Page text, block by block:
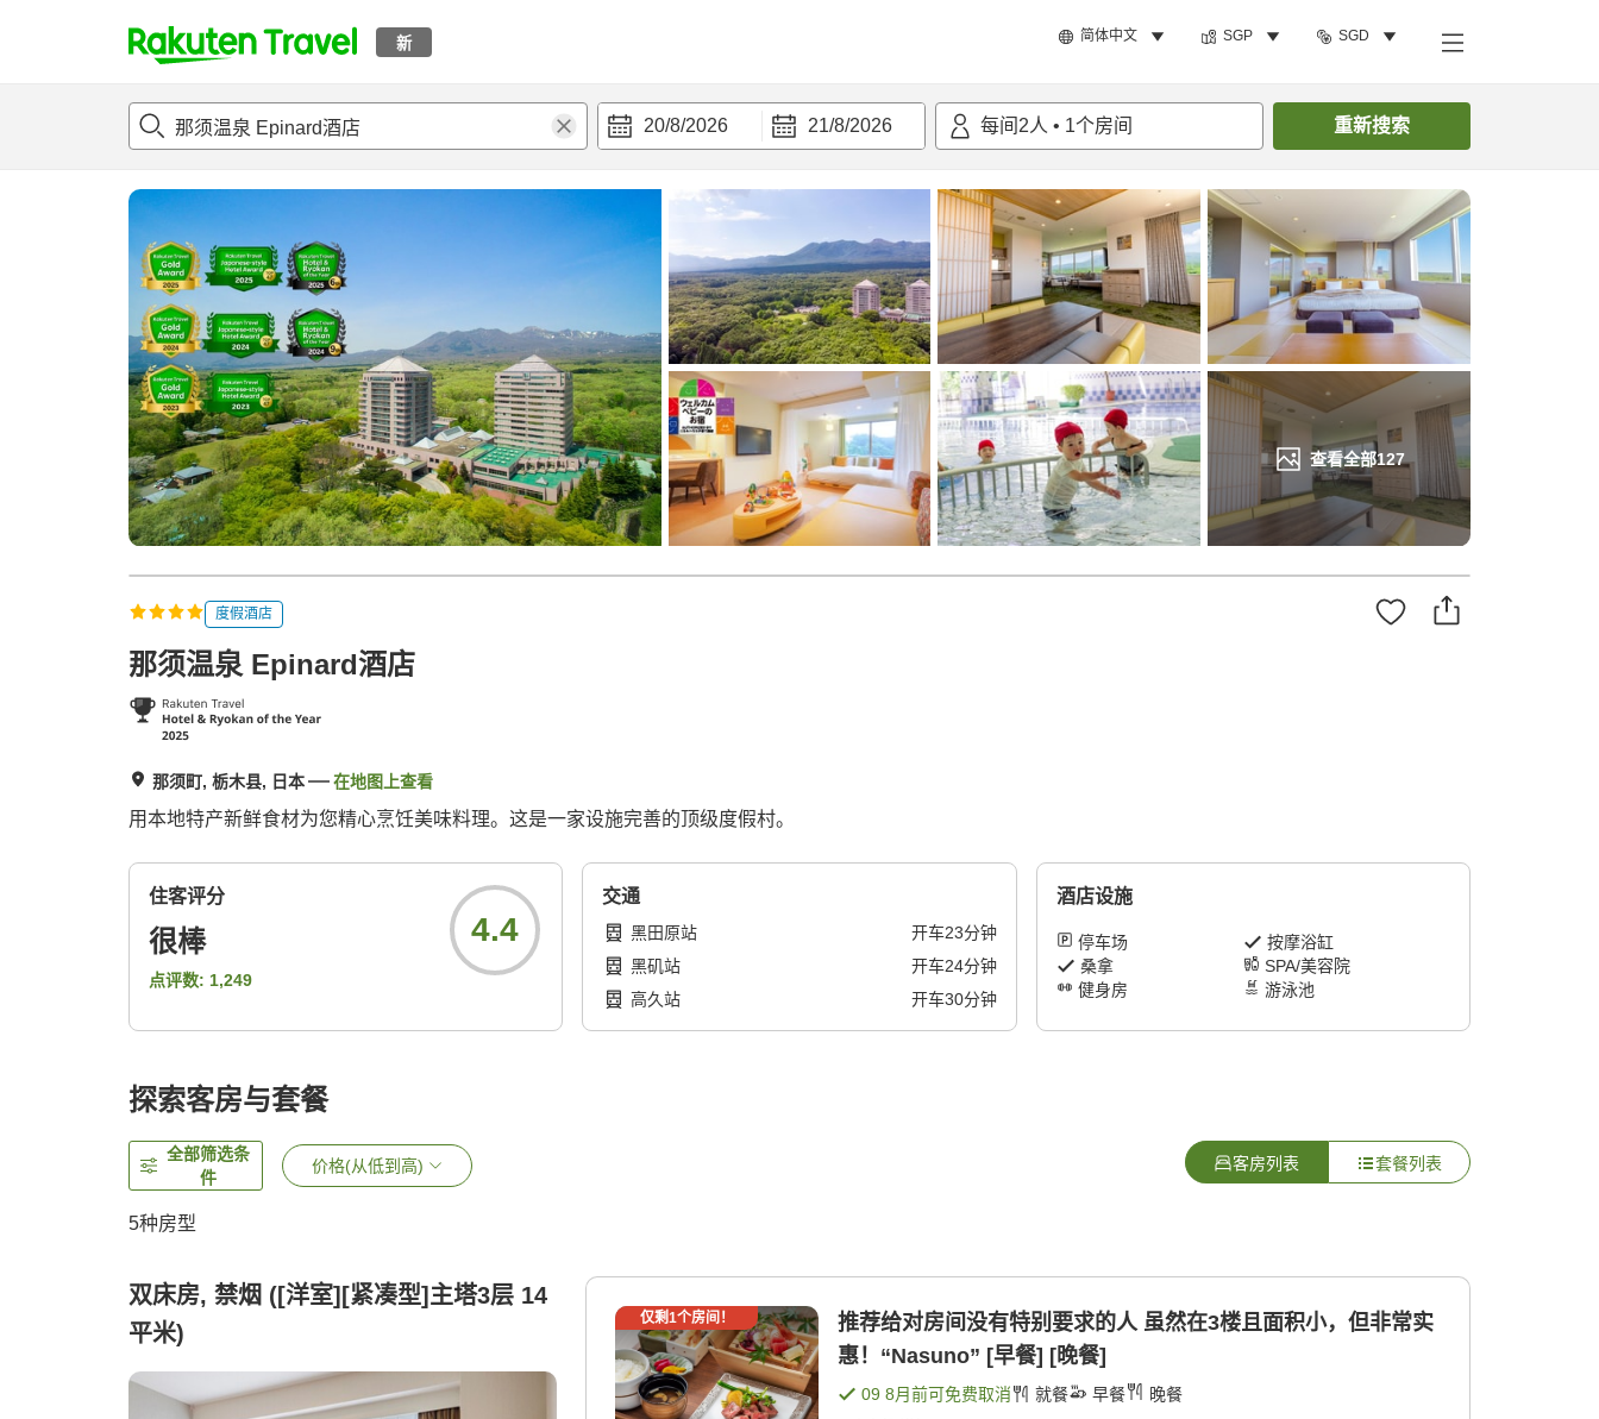
新 简体中文 SGP SGD
t
p
a
a
r
c
h
20/8/2026 21/8/2026 每间 2人 • 1个房间 重新搜索
查看全部127
概况 客房及住宿套餐 评论 设施 搜索客房
度假酒店
那须温泉 Epinard酒店
那须町, 栃木县, 日本 在地图上查看
用本地特产新鲜食材为您精心烹饪美味料理。这是一家设施完善的顶级度假村。
住客评分
很棒
点评数: 1,249
4.4
交通
黑田原站 开车23分钟
黑矶站
开车24分钟
高久站
开车30分钟
酒店设施
停车场
按摩浴缸
桑拿
SPA/美容院
健身房
游泳池
探索客房与套餐
全部筛选条
件
价格(从低到高) 客房列表 套餐列表
5种房型
双床房, 禁烟 ([洋室][紧凑型]主塔3层 14
平米)
仅剩1个房间！
推荐给对房间没有特别要求的人 虽然在3楼且面积小，但非常实
惠！“Nasuno” [早餐] [晚餐]
09 8月前可免费取消 就餐 早餐 晚餐